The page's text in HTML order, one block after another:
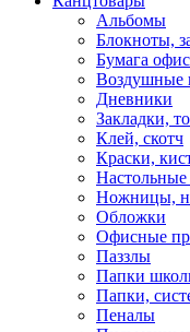
Альбомы
Блокноты,
Бумага
Воздушные
Дневники
Закладки,
Клей, скотч
Краски,
Ножницы,
Обложки
Офисные
Паззлы
Папки
Папки,
Пеналы